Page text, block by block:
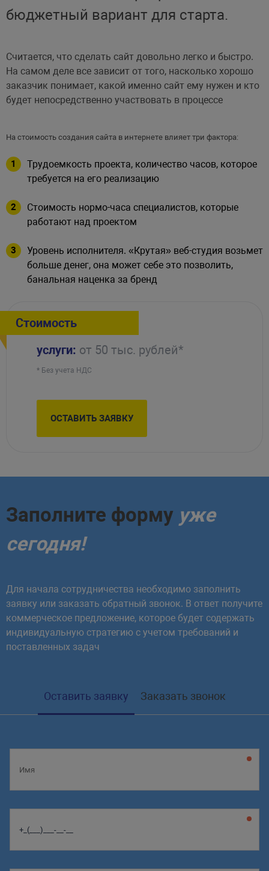
бюджетный вариант для старта.
Считается, что сделать сайт довольно легко и быстро.
На самом деле все зависит от того, насколько хорошо
заказчик понимает, какой именно сайт ему нужен и кто
будет непосредственно участвовать в процессе
На стоимость создания сайта в интернете влияет три фактора:
Трудоемкость проекта, количество часов, которое
требуется на его реализацию
Стоимость нормо-часа специалистов, которые
работают над проектом
Уровень исполнителя. «Крутая» веб-студия возьмет
больше денег, она может себе это позволить,
банальная наценка за бренд
Стоимость
услуги: от 50 тыс. рублей*
* Без учета НДС
ОСТАВИТЬ ЗАЯВКУ
Заполните форму уже
сегодня!
Для начала сотрудничества необходимо заполнить
заявку или заказать обратный звонок. В ответ получите
коммерческое предложение, которое будет содержать
индивидуальную стратегию с учетом требований и
поставленных задач
Оставить заявку Заказать звонок